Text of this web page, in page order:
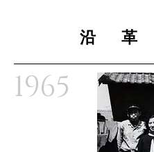
沿 革
1965